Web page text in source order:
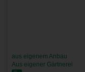
aus eigenem Anbau
Aus eigener Gärtnerei